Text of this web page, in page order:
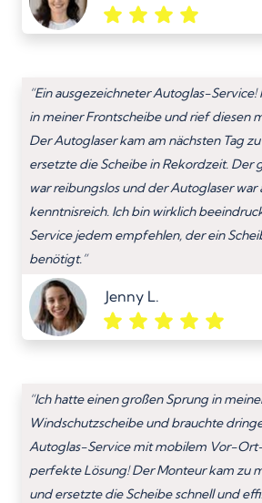
“Ein ausgezeichneter Autoglas-Service!
in meiner Frontscheibe und rief diesen
Der Autoglaser kam am nächsten Tag
ersetzte die Scheibe in Rekordzeit. Der
war reibungslos und der Autoglaser
kenntnisreich. Ich bin wirklich
Service jedem empfehlen, der ein
benötigt.”
Jenny L.
“Ich hatte einen großen Sprung in
Windschutzscheibe und brauchte
Autoglas-Service mit mobilem Vor-
perfekte Lösung! Der Monteur kam zu
und ersetzte die Scheibe schnell und